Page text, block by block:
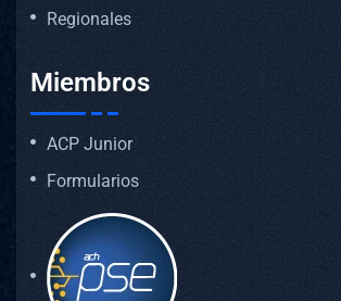
Regionales
Miembros
ACP Junior
Formularios